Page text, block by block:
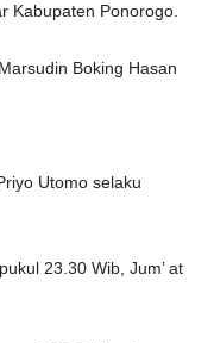
Kabupaten Ponorogo.
Boking Hasan
Utomo selaku
23.30 Wib, Jum’ at